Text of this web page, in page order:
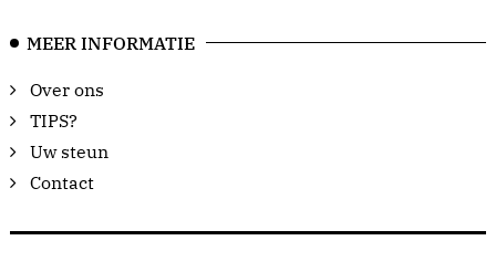
MEER INFORMATIE
Over ons
TIPS?
Uw steun
Contact